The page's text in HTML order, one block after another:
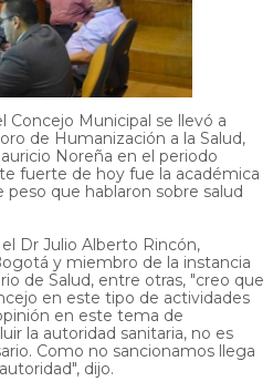
Concejo Municipal se llevó a
de Humanización a la Salud,
Noreña en el periodo
fuerte de hoy fue la académica
que hablaron sobre salud
Dr Julio Alberto Rincón,
y miembro de la instancia
de Salud, entre otras, "creo que
en este tipo de actividades
en este tema de
la autoridad sanitaria, no es
Como no sancionamos llega
dijo.